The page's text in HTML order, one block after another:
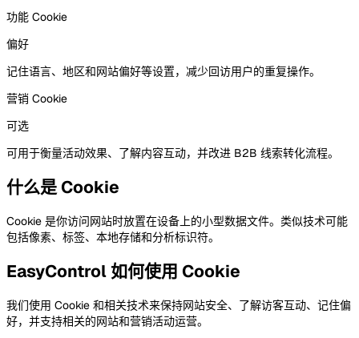
功能 Cookie
偏好
记住语言、地区和网站偏好等设置，减少回访用户的重复操作。
营销 Cookie
可选
可用于衡量活动效果、了解内容互动，并改进 B2B 线索转化流程。
什么是 Cookie
Cookie 是你访问网站时放置在设备上的小型数据文件。类似技术可能
包括像素、标签、本地存储和分析标识符。
EasyControl 如何使用 Cookie
我们使用 Cookie 和相关技术来保持网站安全、了解访客互动、记住偏
好，并支持相关的网站和营销活动运营。